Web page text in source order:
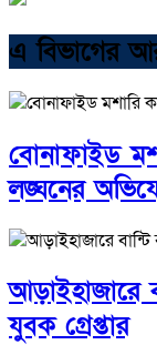
এ বিভাগের
বোনাফাইড
লঙ্ঘনের
আড়াইহাজারে
যুবক গ্রেপ্তার